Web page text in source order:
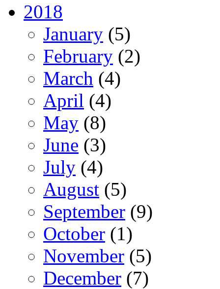
2018
January (5)
February (2)
March (4)
April (4)
May (8)
June (3)
July (4)
August (5)
September (9)
October (1)
November (5)
December (7)